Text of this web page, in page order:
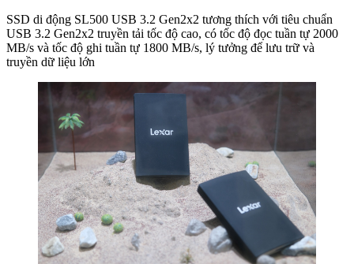
SSD di động SL500 USB 3.2 Gen2x2 tương thích với tiêu chuẩn
USB 3.2 Gen2x2 truyền tải tốc độ cao, có tốc độ đọc tuần tự 2000
MB/s và tốc độ ghi tuần tự 1800 MB/s, lý tưởng để lưu trữ và
truyền dữ liệu lớn